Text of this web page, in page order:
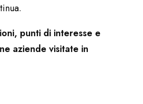
punti di interesse e
aziende visitate in